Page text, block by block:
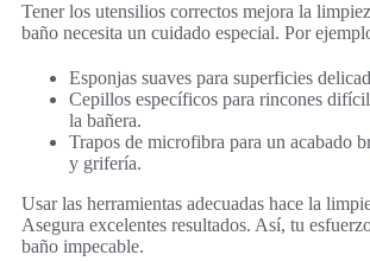
Tener los utensilios correctos mejora la
baño necesita un cuidado especial. Por
Esponjas suaves para superficies
Cepillos específicos para rincones
la bañera.
Trapos de microfibra para un acabado
y grifería.
Usar las herramientas adecuadas hace la
Asegura excelentes resultados. Así, tu
baño impecable.